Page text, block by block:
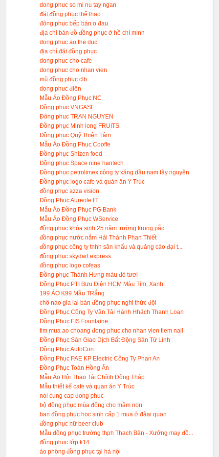
dong phuc so mi nu tay ngan
đặt đồng phục thể thao
đông phục bếp bán o đau
địa chỉ bán đồ đồng phục ở hồ chí minh
dong phuc ao the duc
địa chỉ đặt đồng phục
dong phuc cho cafe
dong phuc cho nhan vien
mũ đồng phục clb
dong phuc điện
Mẫu Áo Đồng Phục NC
Đồng phục VNGASE
Đông phuc TRAN NGUYEN
Đồng phục Minh long FRUITS
Đồng phục Quỹ Thiện Tâm
Mẫu Áo Đồng Phục Cooffe
Đồng phục Shizen food
Đồng phục Space nine hantech
Đồng phục petrolimex công ty xăng dầu nam tây nguyên
Đồng phục logo cafe và quán ăn Y Trúc
đồng phục azza vision
Đồng Phục Aureole IT
Mẫu Áo Đồng Phục PG Bank
Mẫu Áo Đồng Phục WService
đồng phục khóa sinh 25 năm trường krong pắc
đồng phục nước nắm Hải Thành Phan Thiết
đồng phục công ty tnhh sân khấu và quảng cáo đại t...
đồng phục skydart express
đồng phục logo cofeas
Đồng phục Thành Hưng màu đỏ tươi
Đồng Phục PTI Bưu Điện HCM Màu Tím, Xanh
199 ÁO K99 Mầu TRắng
chô nào gia lai bán đồng phục nghi thức đội
Đồng Phục Công Ty Vận Tải Hành Hhách Thanh Loan
Đồng Phục FIS Fountaine
tim mua ao choang đong phuc cho nhan vien tiem nail
Đồng Phục Sàn Giao Dịch Bất Động Sản Tứ Linh
Đồng Phục AutoCon
Đồng Phục PAE KP Electric Công Ty Phan An
Đồng Phục Toàn Hồng Ân
Mẫu Áo Hội Thao Tài Chính Đồng Tháp
Mẫu thiết kế cafe và quan ăn Y Trúc
noi cung cap đong phuc
bộ đồng phục mùa đông cho mầm non
ban đồng phục học sinh cấp 1 mua ở đâai quan
đồng phục nữ beer club
Mẫu đồng phục trường thph Thạch Bàn - Xưởng may đồ...
đồng phục lớp k14
áo phông đồng phục tại hà nội